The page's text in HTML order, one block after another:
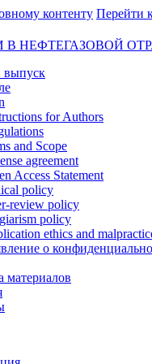
контенту Перейти
НЕФТЕГАЗОВОЙ
выпуск
for Authors
and Scope
agreement
Access Statement
policy
review policy
policy
ethics and
о
материалов